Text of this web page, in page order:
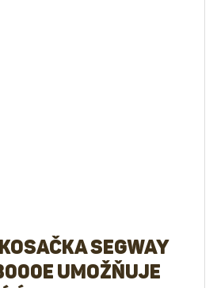
sa rýchle a pohodlne prispôsobil.
plochu, stačí otvoriť
zmeniť pracovnú oblasť